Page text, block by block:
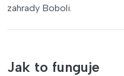
zahrady Boboli.
Jak to funguje